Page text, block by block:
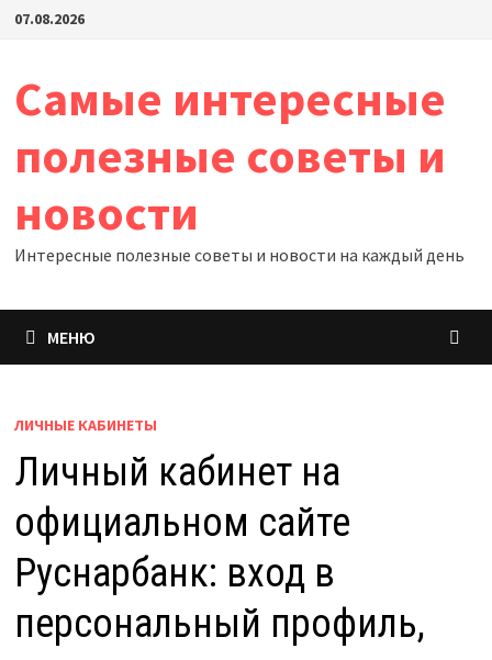
Перейти
07.08.2026
Самые интересные
полезные советы и
новости
Интересные полезные советы и новости на каждый день
МЕНЮ
ЛИЧНЫЕ КАБИНЕТЫ
Личный кабинет на
официальном сайте
Руснарбанк: вход в
персональный профиль,